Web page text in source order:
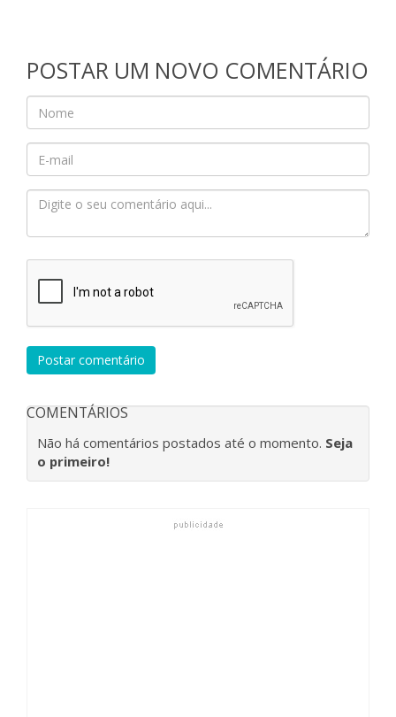
POSTAR UM NOVO COMENTÁRIO
Postar comentário
COMENTÁRIOS
Não há comentários postados até o momento. Seja
o primeiro!